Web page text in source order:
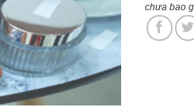
chưa bao